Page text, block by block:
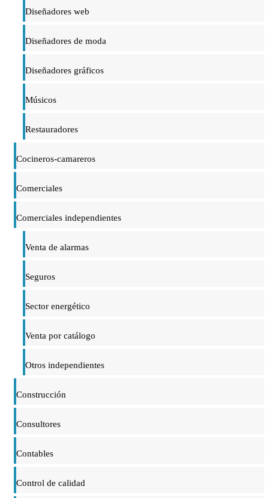
Diseñadores web
Diseñadores de moda
Diseñadores gráficos
Músicos
Restauradores
Cocineros-camareros
Comerciales
Comerciales independientes
Venta de alarmas
Seguros
Sector energético
Venta por catálogo
Otros independientes
Construcción
Consultores
Contables
Control de calidad